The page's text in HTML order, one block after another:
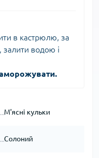
в кастрюлю, за
водою і
М'ясні кульки
Солоний